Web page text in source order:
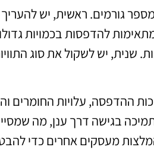
גורמים. ראשית, יש להעריך
להדפסות בכמויות
שנית, יש לשקול את סוג
ההדפסה, עלויות החומרים
בגישה דרך ענן, מה
מעסקים אחרים כדי